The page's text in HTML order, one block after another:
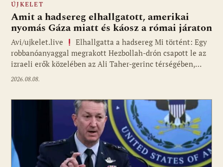
ÚJKELET
Amit a hadsereg elhallgatott, amerikai
nyomás Gáza miatt és káosz a római járaton
Avi/ujkelet.live
Elhallgatta a hadsereg Mi történt: Egy
robbanóanyaggal megrakott Hezbollah-drón csapott le az
izraeli erők közelében az Ali Taher-gerinc térségében,…
2026.08.08.